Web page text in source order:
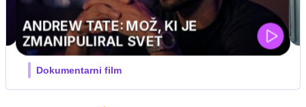
UEFA SUPERPOKAL
V živo na VOYO: sreda ob 20.30